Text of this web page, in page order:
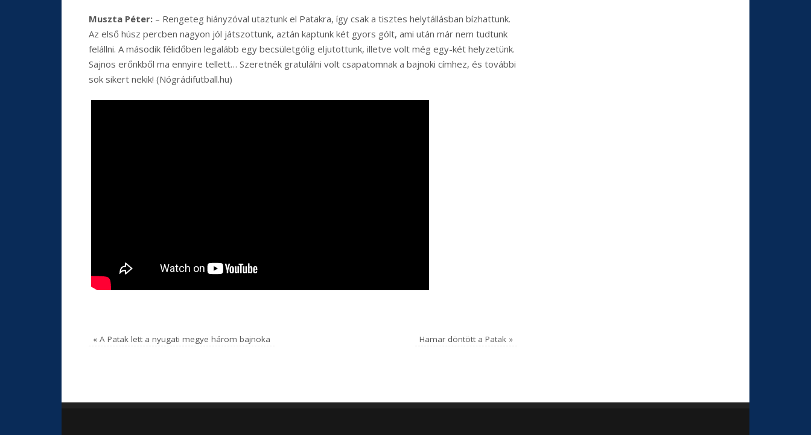
Muszta Péter: – Rengeteg hiányzóval utaztunk el Patakra, így csak a tisztes helytállásban bízhattunk.
Az első húsz percben nagyon jól játszottunk, aztán kaptunk két gyors gólt, ami után már nem tudtunk
felállni. A második félidőben legalább egy becsületgólig eljutottunk, illetve volt még egy-két helyzetünk.
Sajnos erőnkből ma ennyire tellett… Szeretnék gratulálni volt csapatomnak a bajnoki címhez, és további
sok sikert nekik! (Nógrádifutball.hu)
« A Patak lett a nyugati megye három bajnoka Hamar döntött a Patak »